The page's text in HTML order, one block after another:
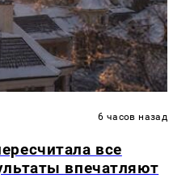
6 часов назад
все
впечатляют